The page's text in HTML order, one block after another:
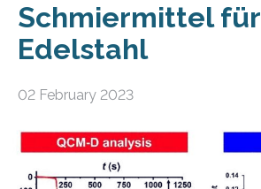
Schmiermittel für
Edelstahl
02 February 2023